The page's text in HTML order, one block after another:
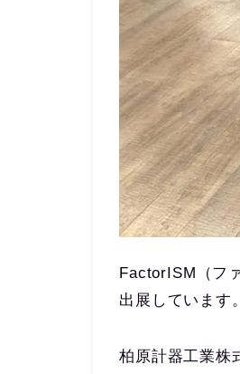
FactorISM（フ
出展しています
柏原計器工業株